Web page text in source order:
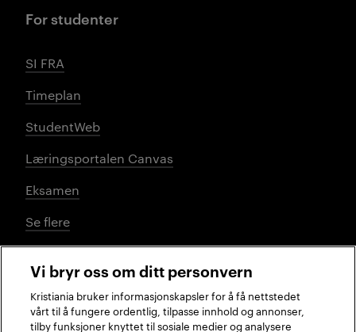
For studenter
SI FRA
Timeplan
StudentWeb
Læringsportalen Canvas
Eksamen
Se flere
Sosiale medier
Vi bryr oss om ditt personvern
Kristiania bruker informasjonskapsler for å få nettstedet
vårt til å fungere ordentlig, tilpasse innhold og annonser,
tilby funksjoner knyttet til sosiale medier og analysere